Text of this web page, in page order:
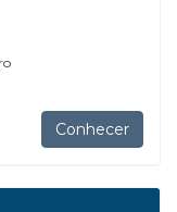
Conhecer